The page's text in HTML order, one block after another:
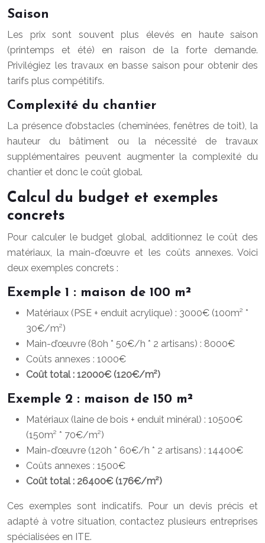
Saison
Les prix sont souvent plus élevés en haute saison
(printemps et été) en raison de la forte demande.
Privilégiez les travaux en basse saison pour obtenir des
tarifs plus compétitifs.
Complexité du chantier
La présence d’obstacles (cheminées, fenêtres de toit), la
hauteur du bâtiment ou la nécessité de travaux
supplémentaires peuvent augmenter la complexité du
chantier et donc le coût global.
Calcul du budget et exemples
concrets
Pour calculer le budget global, additionnez le coût des
matériaux, la main-d’œuvre et les coûts annexes. Voici
deux exemples concrets :
Exemple 1 : maison de 100 m²
Matériaux (PSE + enduit acrylique) : 3000€ (100m² *
30€/m²)
Main-d’œuvre (80h * 50€/h * 2 artisans) : 8000€
Coûts annexes : 1000€
Coût total : 12000€ (120€/m²)
Exemple 2 : maison de 150 m²
Matériaux (laine de bois + enduit minéral) : 10500€
(150m² * 70€/m²)
Main-d’œuvre (120h * 60€/h * 2 artisans) : 14400€
Coûts annexes : 1500€
Coût total : 26400€ (176€/m²)
Ces exemples sont indicatifs. Pour un devis précis et
adapté à votre situation, contactez plusieurs entreprises
spécialisées en ITE.